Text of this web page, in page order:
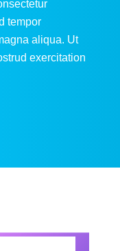
tempor
aliqua. Ut
exercitation